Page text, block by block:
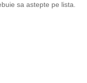
sa astepte pe lista.